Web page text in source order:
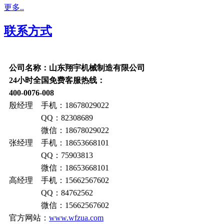
更多..
联系方式
公司名称：山东翔宇机械制造有限公司
24小时全国免费客服热线：
400-0076-008
殷经理 手机：18678029022
QQ：82308689
微信：18678029022
张经理 手机：18653668101
QQ：75903813
微信：18653668101
高经理 手机：15662567602
QQ：84762562
微信：15662567602
官方网站： www.wfzua.com